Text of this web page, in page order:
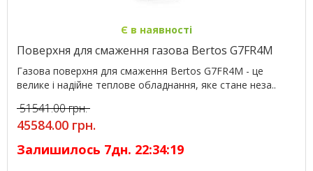
Є в наявності
Поверхня для смаження газова Bertos G7FR4M
Газова поверхня для смаження Bertos G7FR4M - це
велике і надійне теплове обладнання, яке стане неза..
51541.00 грн.
45584.00 грн.
Залишилось 7дн. 22:34:18